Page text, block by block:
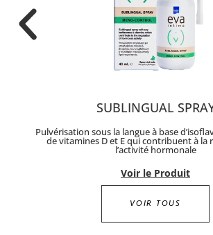
SUBLINGUAL
Pulvérisation sous la langue à base
de vitamines D et E qui contribuent à la
l’activité hormonale
Voir le Produit
VOIR TOUS